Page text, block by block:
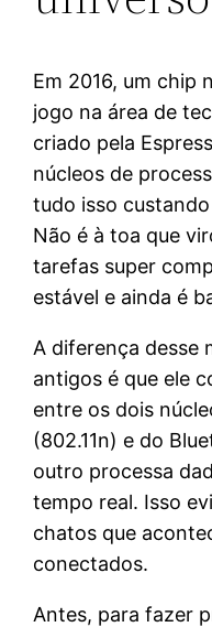
Em 2016, um chip
jogo na área de
criado pela
núcleos de
tudo isso
Não é à toa que
tarefas super
estável e ainda é
A diferença desse
antigos é que ele
entre os dois
(802.11n) e do
outro processa
tempo real. Isso
chatos que
conectados.
Antes, para fazer